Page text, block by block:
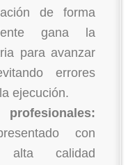
de forma
gana la
para avanzar
errores
ejecución.
profesionales:
con
alta calidad